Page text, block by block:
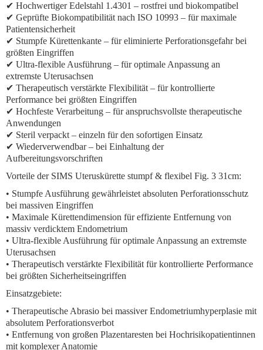
✔ Hochwertiger Edelstahl 1.4301 – rostfrei und biokompatibel
✔ Geprüfte Biokompatibilität nach ISO 10993 – für maximale
Patientensicherheit
✔ Stumpfe Kürettenkante – für eliminierte Perforationsgefahr bei
größten Eingriffen
✔ Ultra-flexible Ausführung – für optimale Anpassung an
extremste Uterusachsen
✔ Therapeutisch verstärkte Flexibilität – für kontrollierte
Performance bei größten Eingriffen
✔ Hochfeste Verarbeitung – für anspruchsvollste therapeutische
Anwendungen
✔ Steril verpackt – einzeln für den sofortigen Einsatz
✔ Wiederverwendbar – bei Einhaltung der
Aufbereitungsvorschriften
Vorteile der SIMS Uteruskürette stumpf & flexibel Fig. 3 31cm:
• Stumpfe Ausführung gewährleistet absoluten Perforationsschutz
bei massiven Eingriffen
• Maximale Kürettendimension für effiziente Entfernung von
massiv verdicktem Endometrium
• Ultra-flexible Ausführung für optimale Anpassung an extremste
Uterusachsen
• Therapeutisch verstärkte Flexibilität für kontrollierte Performance
bei größten Sicherheitseingriffen
Einsatzgebiete:
• Therapeutische Abrasio bei massiver Endometriumhyperplasie mit
absolutem Perforationsverbot
• Entfernung von großen Plazentaresten bei Hochrisikopatientinnen
mit komplexer Anatomie